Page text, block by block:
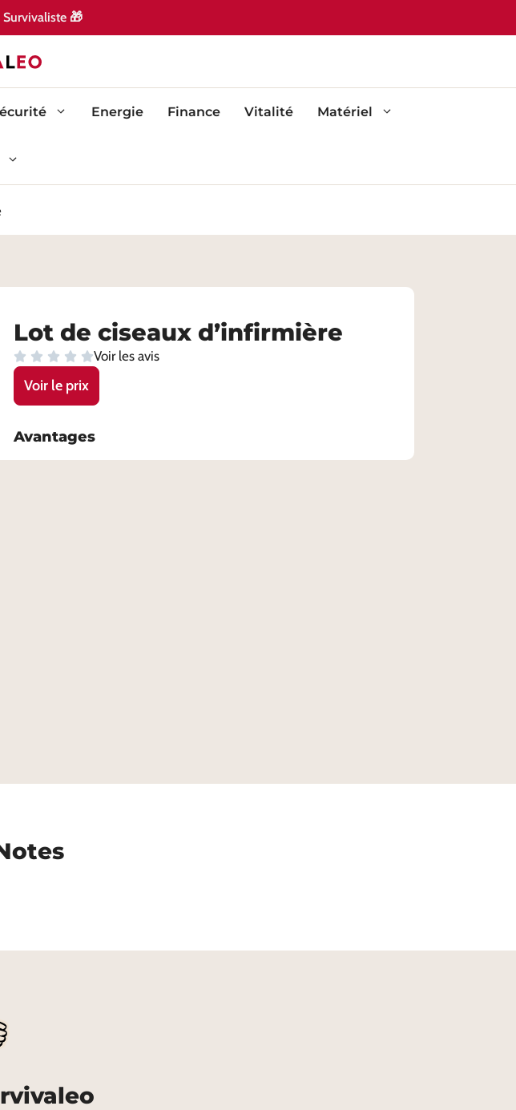
Survivaliste 🎁
Energie Finance Vitalité Matériel
Lot de ciseaux d’infirmière
Voir les avis
Voir le prix
Avantages